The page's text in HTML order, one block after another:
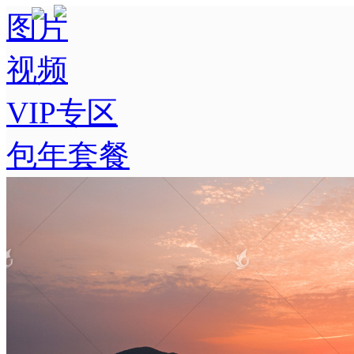
图片
视频
VIP专区
包年套餐